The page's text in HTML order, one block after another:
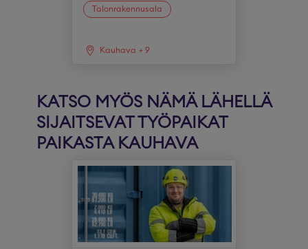
Talonrakennusala
Kauhava + 9
KATSO MYÖS NÄMÄ LÄHELLÄ
SIJAITSEVAT TYÖPAIKAT
PAIKASTA KAUHAVA